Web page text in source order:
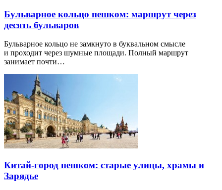
Бульварное кольцо пешком: маршрут через
десять бульваров
Бульварное кольцо не замкнуто в буквальном смысле
и проходит через шумные площади. Полный маршрут
занимает почти…
Китай-город пешком: старые улицы, храмы и
Зарядье